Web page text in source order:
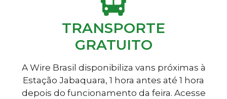
TRANSPORTE
GRATUITO
A Wire Brasil disponibiliza vans próximas à
Estação Jabaquara, 1 hora antes até 1 hora
depois do funcionamento da feira. Acesse